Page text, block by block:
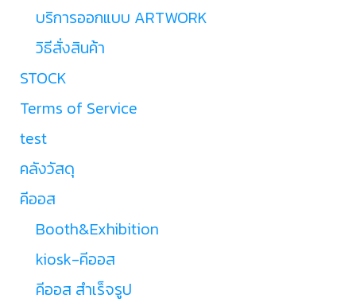
บริการออกแบบ ARTWORK
วิธีสั่งสินค้า
STOCK
Terms of Service
test
คลังวัสดุ
คีออส
Booth&Exhibition
kiosk-คีออส
คีออส สำเร็จรูป